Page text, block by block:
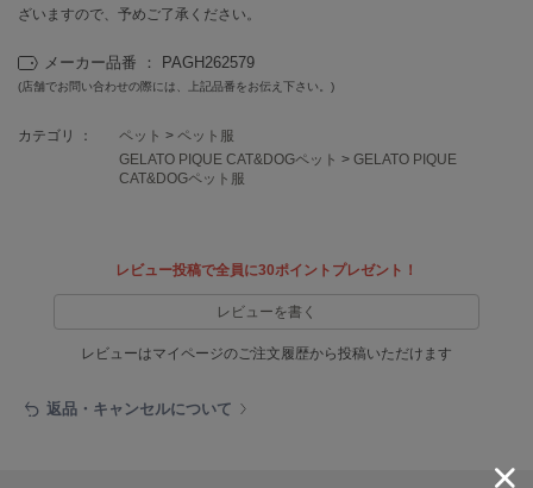
emmi
emmi atelier
FILA
ざいますので、予めご了承ください。
メーカー品番 ： PAGH262579
(店舗でお問い合わせの際には、上記品番をお伝え下さい。)
カテゴリ ： ペット > ペット服
GELATO PIQUE CAT&DOGペット > GELATO PIQUE
CAT&DOGペット服
レビュー投稿で全員に30ポイントプレゼント！
レビューを書く
レビューはマイページのご注文履歴から投稿いただけます
返品・キャンセルについて